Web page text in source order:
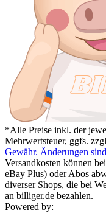
*Alle Preise inkl. der
Mehrwertsteuer, ggfs.
Gewähr. Änderungen
Versandkosten können
eBay Plus) oder Abos
diverser Shops, die bei
an billiger.de bezahlen.
Powered by: